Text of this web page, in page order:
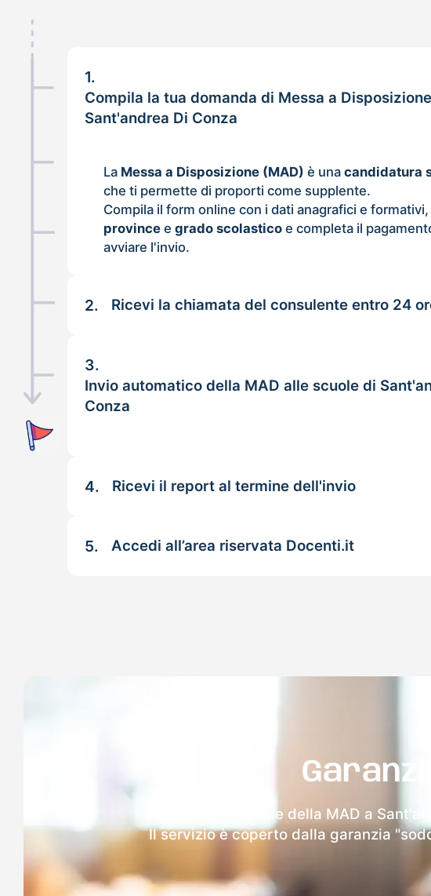
1.
Compila la tua domanda di Messa a
Sant'andrea Di Conza
La Messa a Disposizione (MAD) è unacandidatura
che ti permette di proporti come supplente.
Compila il form online con i dati anagrafici e
province egrado scolastico e completa il
avviare l'invio.
2. Ricevi la chiamata del consulente entro 24
3.
Invio automatico della MAD alle scuole di
Conza
4. Ricevi il report al termine dell'invio
5. Accedi all’area riservata Docenti.it
Dopo l'invio online della MAD a
Il servizio è coperto dalla garanzia